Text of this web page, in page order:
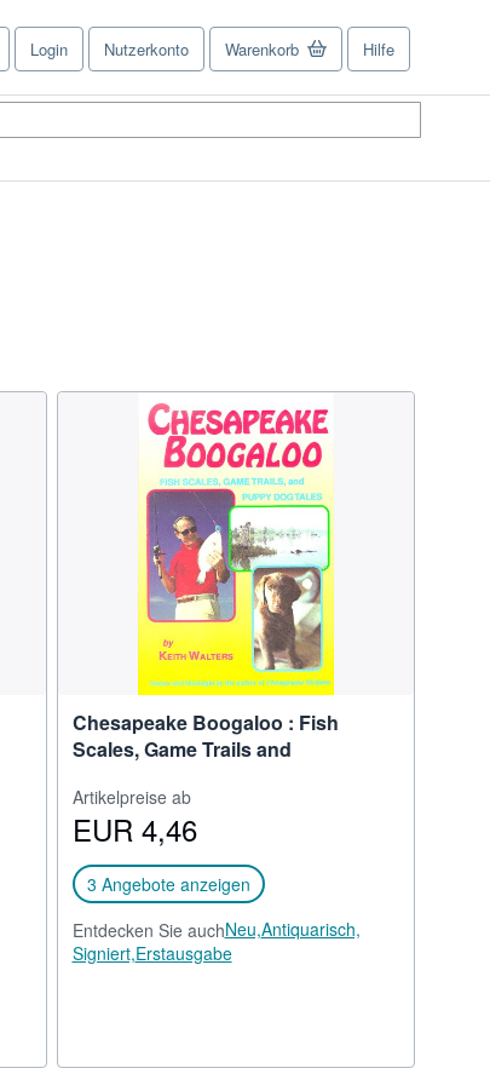
Login Nutzerkonto Warenkorb Hilfe
Chesapeake Boogaloo : Fish
Scales, Game Trails and
Artikelpreise ab
EUR 4,46
3 Angebote anzeigen
Entdecken Sie auchNeu,Antiquarisch,
Signiert,Erstausgabe